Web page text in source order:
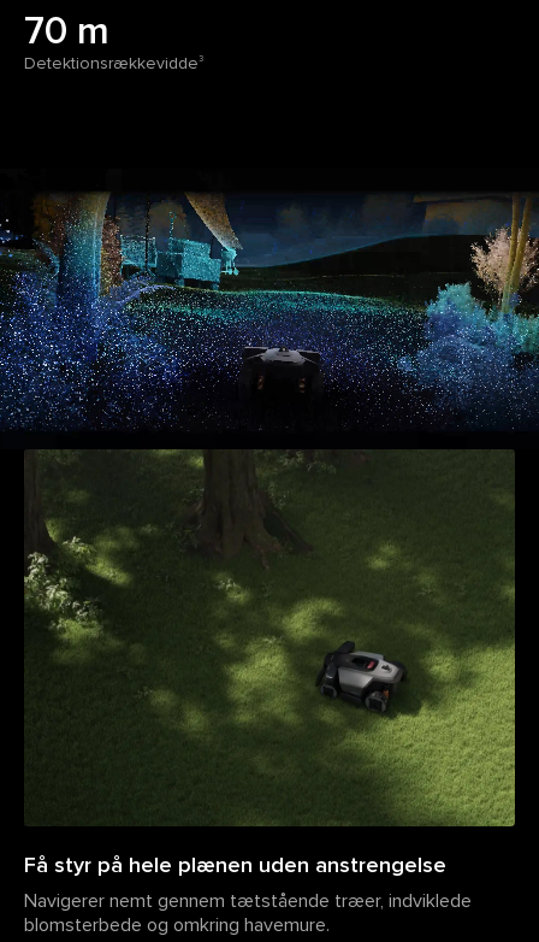
70 m
Detektionsrækkevidde3
Få styr på hele plænen uden anstrengelse
Navigerer nemt gennem tætstående træer, indviklede
blomsterbede og omkring havemure.